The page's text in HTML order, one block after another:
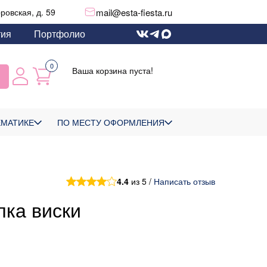
д. 59 mail@esta-fiesta.ru
Портфолио
0 Ваша корзина пуста!
ПО МЕСТУ ОФОРМЛЕНИЯ
4.4 из 5 / Написать отзыв
виски